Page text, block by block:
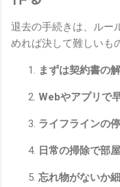
退去の手続きは、ルー
めれば決して難しいも
まずは契約書の
Webやアプリで
ライフラインの
日常の掃除で部
忘れ物がないか